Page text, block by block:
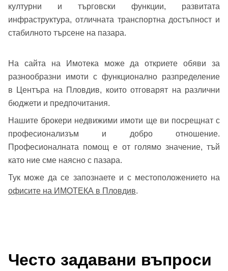
Забравена парола?
Вход
Вход като гост
или използвай профил
Вход с Google
Вход с Facebook
културни и търговски функции, развитата
инфраструктура, отличната транспортна достъпност и
стабилното търсене на пазара.
На сайта на Имотека може да откриете обяви за
разнообразни имоти с функционално разпределение
в Центъра на Пловдив, които отговарят на различни
бюджети и предпочитания.
Нашите брокери недвижими имоти ще ви посрещнат с
професионализъм и добро отношение.
Професионалната помощ е от голямо значение, тъй
като ние сме наясно с пазара.
Тук може да се запознаете и с местоположението на
офисите на ИМОТЕКА в Пловдив.
Често задавани въпроси
Телефон*
Заяви оглед
Вашето запитване стигна до нас. Ще
се обадим възможно най-бързо.